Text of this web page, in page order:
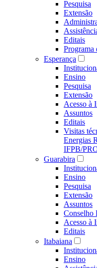
Pesquisa
Extensão
Editais
Programa
Esperança
Ensino
Pesquisa
Extensão
Acesso à
Assuntos
Editais
Visitas
Energias
IFPB/
Guarabira
Ensino
Pesquisa
Extensão
Assuntos
Conselho
Acesso à
Editais
Itabaiana
Ensino